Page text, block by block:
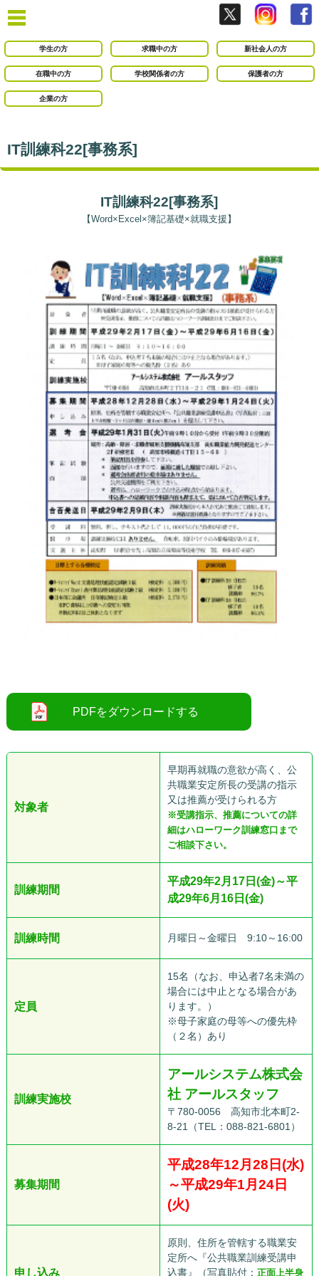
学生の方 求職中の方 新社会人の方
在職中の方 学校関係者の方 保護者の方
企業の方
IT訓練科22[事務系]
IT訓練科22[事務系]
【Word×Excel×簿記基礎×就職支援】
対象者
早期再就職の意欲が高く、公
共職業安定所長の受講の指示
又は推薦が受けられる方
※受講指示、推薦についての詳
細はハローワーク訓練窓口まで
ご相談下さい。
訓練期間
平成29年2月17日(金)～平
成29年6月16日(金)
訓練時間 月曜日～金曜日 9:10～16:00
定員
15名（なお、申込者7名未満の
場合には中止となる場合があ
ります。）
※母子家庭の母等への優先枠
（２名）あり
訓練実施校
アールシステム株式会
社 アールスタッフ
〒780-0056 高知市北本町2-
8-21（TEL：088-821-6801）
募集期間
平成28年12月28日(水)
～平成29年1月24日
(火)
申し込み
原則、住所を管轄する職業安
定所へ『公共職業訓練受講申
込書』（写真貼付： 正面上半身